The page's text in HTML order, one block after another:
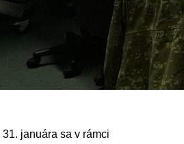
januára sa v rámci